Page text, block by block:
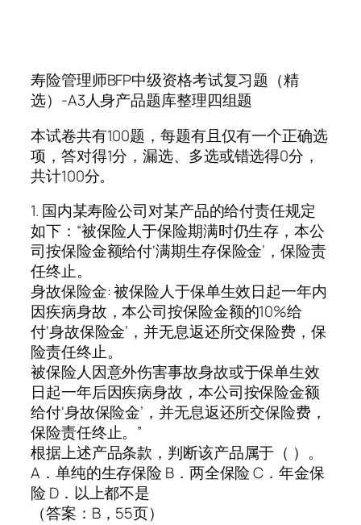
寿险管理师BFP中级资格考试复习题（精
选）-A3人身产品题库整理四组题
本试卷共有100题，每题有且仅有一个正确选
项，答对得1分，漏选、多选或错选得0分，
共计100分。
1. 国内某寿险公司对某产品的给付责任规定
如下：“被保险人于保险期满时仍生存，本公
司按保险金额给付‘满期生存保险金’，保险责
任终止。
身故保险金: 被保险人于保单生效日起一年内
因疾病身故，本公司按保险金额的10%给
付‘身故保险金’，并无息返还所交保险费，保
险责任终止。
被保险人因意外伤害事故身故或于保单生效
日起一年后因疾病身故，本公司按保险金额
给付‘身故保险金’，并无息返还所交保险费，
保险责任终止。”
根据上述产品条款，判断该产品属于（ ）。
A．单纯的生存保险 B．两全保险 C．年金保
险 D．以上都不是
（答案：B，55页）